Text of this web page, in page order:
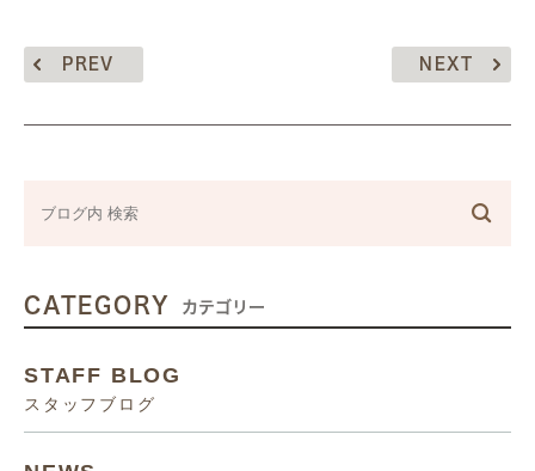
PREV NEXT
CATEGORY カテゴリー
STAFF BLOG
スタッフブログ